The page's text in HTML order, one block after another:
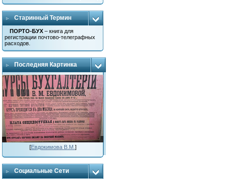
Старинный Термин
ПОРТО-БУХ – книга для
регистрации почтово-телеграфных
расходов.
Последняя Картинка
[Евдокимова В.М. ]
Социальные Сети